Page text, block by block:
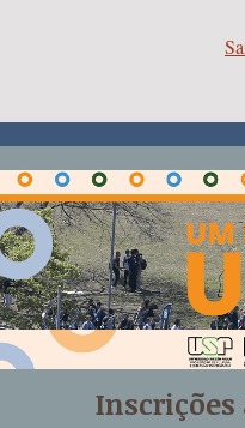
Inscrições